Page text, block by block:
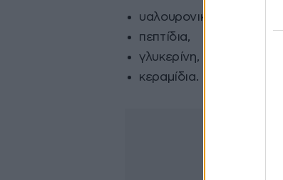
υαλουρονικό οξύ,
πεπτίδια,
γλυκερίνη,
κεραμίδια.